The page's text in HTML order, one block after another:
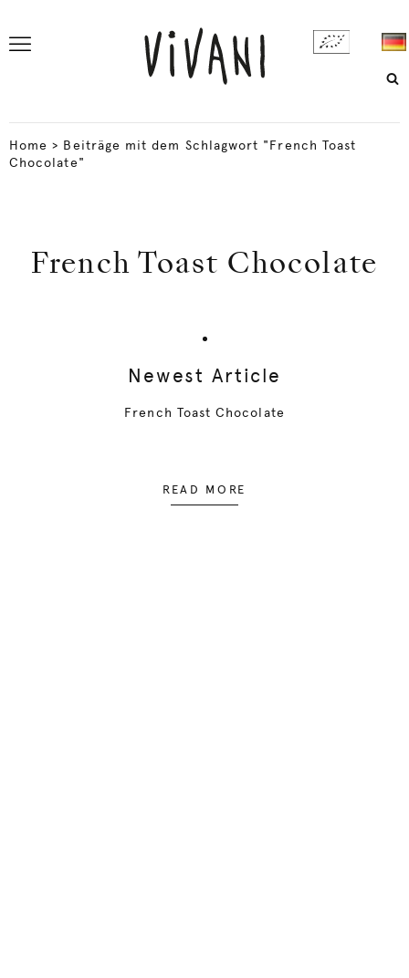
Home > Beiträge mit dem Schlagwort "French Toast
Chocolate"
French Toast Chocolate
Newest Article
French Toast Chocolate
READ MORE